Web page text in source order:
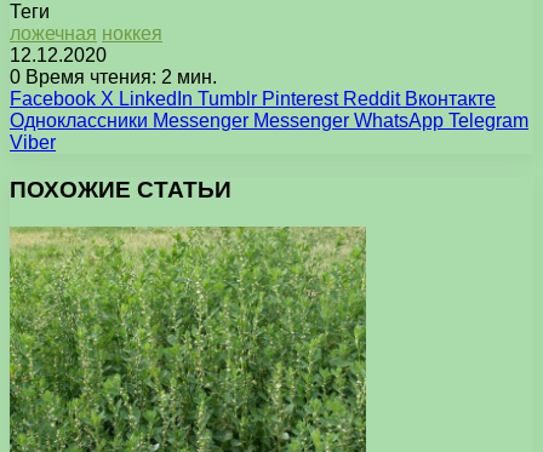
Теги
ложечная ноккея
12.12.2020
0 Время чтения: 2 мин.
Facebook X LinkedIn Tumblr Pinterest Reddit Вконтакте
Одноклассники Messenger Messenger WhatsApp Telegram
Viber
ПОХОЖИЕ СТАТЬИ